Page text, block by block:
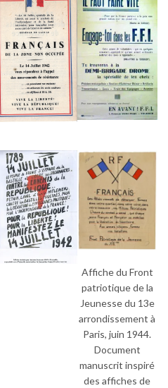
Affiche du Front
patriotique de la
Jeunesse du 13e
arrondissement à
Paris, juin 1944.
Document
manuscrit inspiré
des affiches de